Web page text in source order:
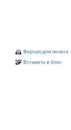
Версия для печати
Вставить в блог